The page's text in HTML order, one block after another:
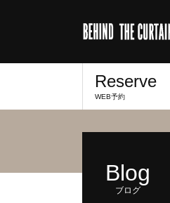
Reserve
WEB予約
Blog
ブログ